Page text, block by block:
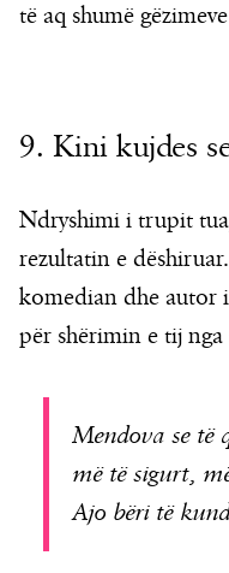
të aq shumë
9. Kini kujdes
Ndryshimi i trupit
rezultatin e
komedian dhe autor
për shërimin e tij
Mendova se të
më të sigurt,
Ajo bëri të